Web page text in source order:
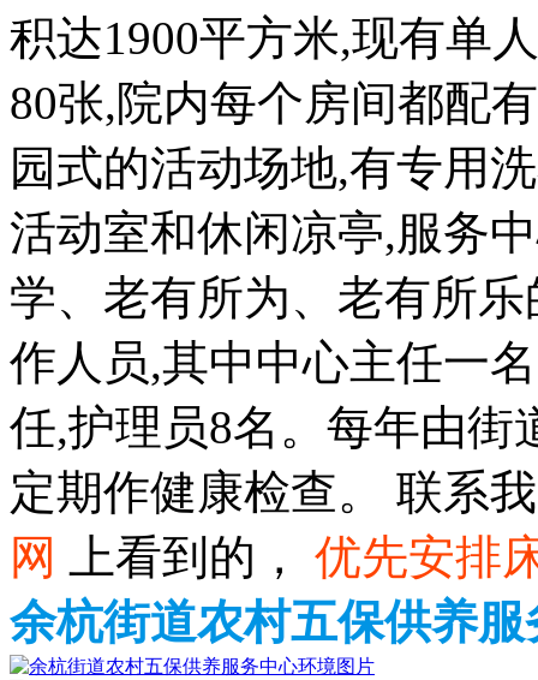
积达1900平方米,现有单
80张,院内每个房间都配
园式的活动场地,有专用
活动室和休闲凉亭,服务
学、老有所为、老有所
作人员,其中中心主任一
任,护理员8名。每年由街
定期作健康检查。 联系
网
上看到的， 优先安排
余杭街道农村五保供养